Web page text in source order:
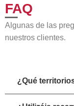
FAQ
Algunas de las
nuestros clientes.
¿Qué